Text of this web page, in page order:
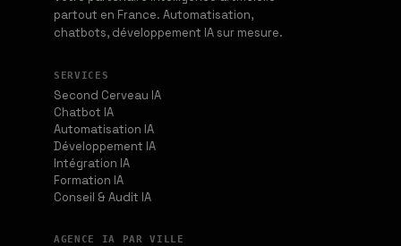
partout en France. Automatisation,
chatbots, développement IA sur mesure.
SERVICES
Second Cerveau IA
Chatbot IA
Automatisation IA
Développement IA
Intégration IA
Formation IA
Conseil & Audit IA
AGENCE IA PAR VILLE